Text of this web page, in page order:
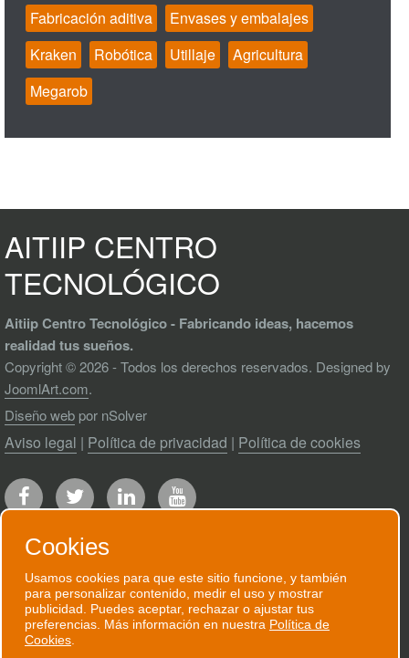
Fabricación aditiva
Envases y embalajes
Kraken
Robótica Utillaje
Agricultura
Megarob
AITIIP CENTRO
TECNOLÓGICO
Aitiip Centro Tecnológico - Fabricando ideas, hacemos
realidad tus sueños.
Copyright © 2026 - Todos los derechos reservados. Designed by
JoomlArt.com.
Diseño web por nSolver
Aviso legal | Política de privacidad | Política de cookies
RECIBE NUESTRO BOLETÍN
Te enviaremos un correo electrónico
Cookies
Usamos cookies para que este sitio funcione, y también
para personalizar contenido, medir el uso y mostrar
publicidad. Puedes aceptar, rechazar o ajustar tus
preferencias. Más información en nuestra Política de
Cookies